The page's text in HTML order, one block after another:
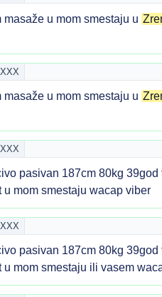
masaže u mom smestaju u
masaže u mom smestaju u
pasivan 187cm 80kg
mom smestaju wacap viber
pasivan 187cm 80kg
mom smestaju ili vasem